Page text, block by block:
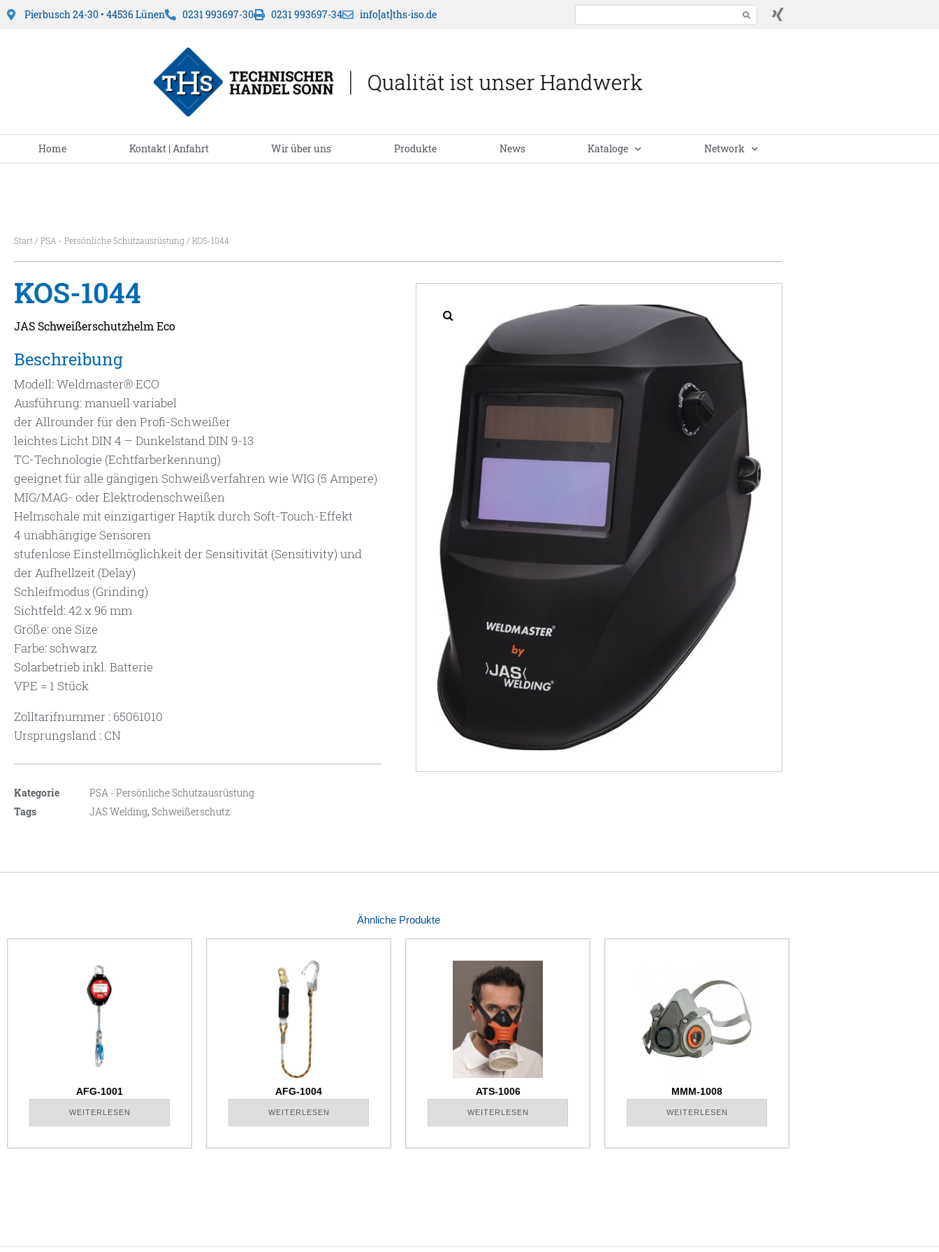
Pierbusch 24-30 • 44536 Lünen 0231 993697-30 0231 993697-34 info[at]ths-iso.de
Home Kontakt | Anfahrt Wir über uns Produkte News Kataloge Network
Start / PSA - Persönliche Schutzausrüstung / KOS-1044
KOS-1044
JAS Schweißerschutzhelm Eco
Beschreibung
Modell: Weldmaster® ECO
Ausführung: manuell variabel
der Allrounder für den Profi-Schweißer
leichtes Licht DIN 4 – Dunkelstand DIN 9-13
TC-Technologie (Echtfarberkennung)
geeignet für alle gängigen Schweißverfahren wie WIG (5 Ampere)
MIG/MAG- oder Elektrodenschweißen
Helmschale mit einzigartiger Haptik durch Soft-Touch-Effekt
4 unabhängige Sensoren
stufenlose Einstellmöglichkeit der Sensitivität (Sensitivity) und
der Aufhellzeit (Delay)
Schleifmodus (Grinding)
Sichtfeld: 42 x 96 mm
Größe: one Size
Farbe: schwarz
Solarbetrieb inkl. Batterie
VPE = 1 Stück
Zolltarifnummer : 65061010
Ursprungsland : CN
Kategorie
PSA - Persönliche Schutzausrüstung
Tags
JAS Welding,Schweißerschutz
Ähnliche Produkte
AFG-1001
WEITERLESEN
AFG-1004
WEITERLESEN
ATS-1006
WEITERLESEN
MMM-1008
WEITERLESEN